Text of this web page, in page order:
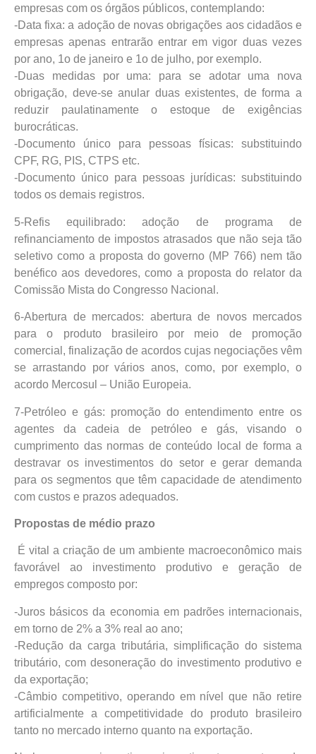
empresas com os órgãos públicos, contemplando:
-Data fixa: a adoção de novas obrigações aos cidadãos e
empresas apenas entrarão entrar em vigor duas vezes
por ano, 1o de janeiro e 1o de julho, por exemplo.
-Duas medidas por uma: para se adotar uma nova
obrigação, deve-se anular duas existentes, de forma a
reduzir paulatinamente o estoque de exigências
burocráticas.
-Documento único para pessoas físicas: substituindo
CPF, RG, PIS, CTPS etc.
-Documento único para pessoas jurídicas: substituindo
todos os demais registros.
5-Refis equilibrado: adoção de programa de
refinanciamento de impostos atrasados que não seja tão
seletivo como a proposta do governo (MP 766) nem tão
benéfico aos devedores, como a proposta do relator da
Comissão Mista do Congresso Nacional.
6-Abertura de mercados: abertura de novos mercados
para o produto brasileiro por meio de promoção
comercial, finalização de acordos cujas negociações vêm
se arrastando por vários anos, como, por exemplo, o
acordo Mercosul – União Europeia.
7-Petróleo e gás: promoção do entendimento entre os
agentes da cadeia de petróleo e gás, visando o
cumprimento das normas de conteúdo local de forma a
destravar os investimentos do setor e gerar demanda
para os segmentos que têm capacidade de atendimento
com custos e prazos adequados.
Propostas de médio prazo
É vital a criação de um ambiente macroeconômico mais
favorável ao investimento produtivo e geração de
empregos composto por:
-Juros básicos da economia em padrões internacionais,
em torno de 2% a 3% real ao ano;
-Redução da carga tributária, simplificação do sistema
tributário, com desoneração do investimento produtivo e
da exportação;
-Câmbio competitivo, operando em nível que não retire
artificialmente a competitividade do produto brasileiro
tanto no mercado interno quanto na exportação.